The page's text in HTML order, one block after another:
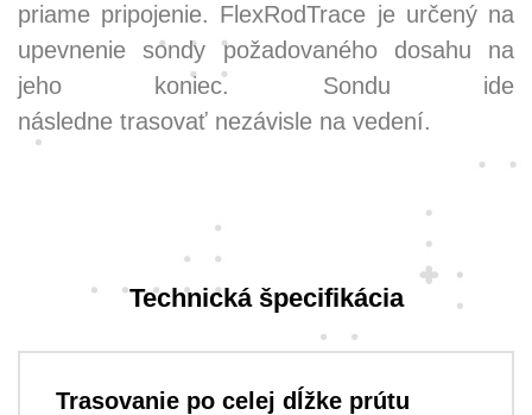
priame pripojenie. FlexRodTrace je určený na
upevnenie sondy požadovaného dosahu na
jeho koniec. Sondu ide
následne trasovať nezávisle na vedení.
Technická špecifikácia
Trasovanie po celej dĺžke prútu